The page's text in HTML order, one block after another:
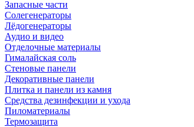
Запасные части
Солегенераторы
Лёдогенераторы
Аудио и видео
Отделочные материалы
Гималайская соль
Стеновые панели
Декоративные панели
Плитка и панели из камня
Средства дезинфекции и ухода
Пиломатериалы
Термозащита